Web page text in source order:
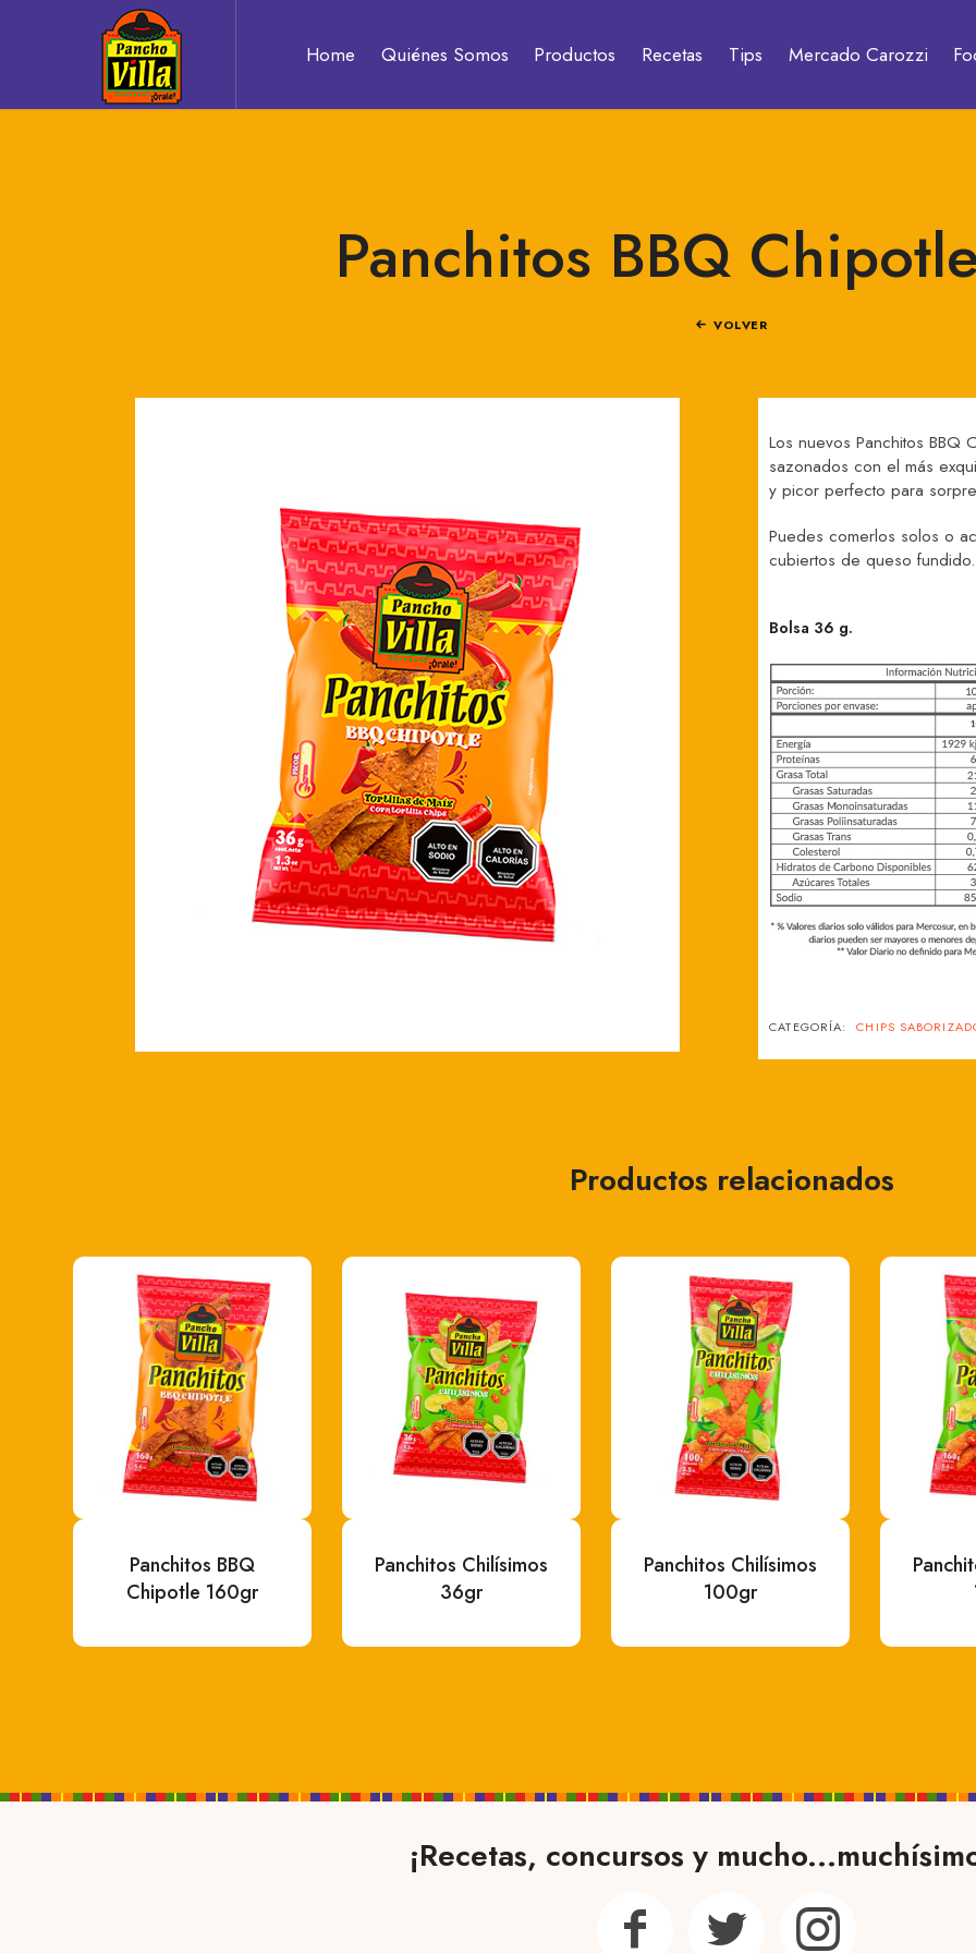
Pancho Home Quiénes Somos Productos Recetas Tips Mercado Carozzi
Panchitos BBQ
VOLVER
Los nuevos Panchitos BBQ
sazonados con el más
y picor perfecto para
Puedes comerlos solos o
cubiertos de queso fundido.
Bolsa 36 g.
CATEGORÍA: CHIPS
Productos relacionados
Panchitos BBQ
Chipotle 160gr
Panchitos Chilísimos
36gr
Panchitos Chilísimos
100gr
¡Recetas, concursos y